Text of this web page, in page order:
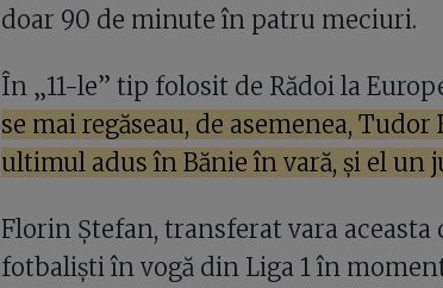
doar 90 de minute în patru meciuri.
În „11-le” tip folosit de Rădoi la
se mai regăseau, de asemenea,
ultimul adus în Bănie în vară, și el un
Florin Ștefan, transferat vara
fotbaliști în vogă din Liga 1 în